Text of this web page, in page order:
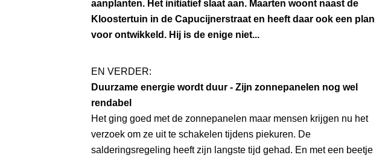
aanplanten. Het initiatief slaat aan. Maarten woont naast de
Kloostertuin in de Capucijnerstraat en heeft daar ook een plan
voor ontwikkeld. Hij is de enige niet...
EN VERDER:
Duurzame energie wordt duur - Zijn zonnepanelen nog wel
rendabel
Het ging goed met de zonnepanelen maar mensen krijgen nu het
verzoek om ze uit te schakelen tijdens piekuren. De
salderingsregeling heeft zijn langste tijd gehad. En met een beetje